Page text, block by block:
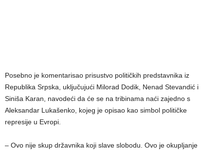
Posebno je komentarisao prisustvo političkih predstavnika iz
Republika Srpska, uključujući Milorad Dodik, Nenad Stevandić i
Siniša Karan, navodeći da će se na tribinama naći zajedno s
Aleksandar Lukašenko, kojeg je opisao kao simbol političke
represije u Evropi.
– Ovo nije skup državnika koji slave slobodu. Ovo je okupljanje